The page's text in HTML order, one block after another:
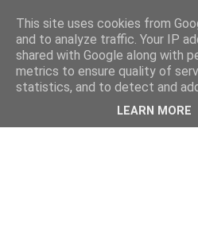
This site uses cookies from
and to analyze traffic. Your IP
shared with Google along with
metrics to ensure quality of
statistics, and to detect and
LEARN MORE